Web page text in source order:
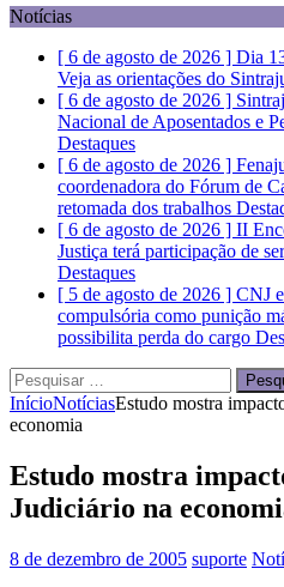
Notícias
[ 6 de agosto de 2026 ] Dia
Veja as orientações do
[ 6 de agosto de 2026 ]
Nacional de Aposentados e
Destaques
[ 6 de agosto de 2026 ]
coordenadora do Fórum de
retomada dos trabalhos
[ 6 de agosto de 2026 ] II
Justiça terá participação de
Destaques
[ 5 de agosto de 2026 ] CNJ
compulsória como punição
possibilita perda do cargo
Pesquisar
por:
InícioNotíciasEstudo mostra
economia
Estudo mostra
Judiciário na
8 de dezembro de 2005 suporte